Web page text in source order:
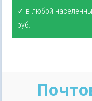
✓ в любой
руб.